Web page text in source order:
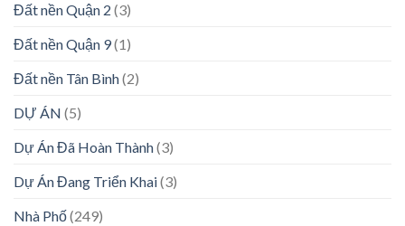
Đất nền Quận 2 (3)
Đất nền Quận 9(1)
Đất nền Tân Bình(2)
DỰ ÁN (5)
Dự Án Đã Hoàn Thành(3)
Dự Án Đang Triển Khai(3)
Nhà Phố(249)